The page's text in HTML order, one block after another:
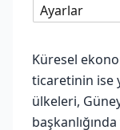
Ayarlar
Küresel
ticaretinin ise
ülkeleri,